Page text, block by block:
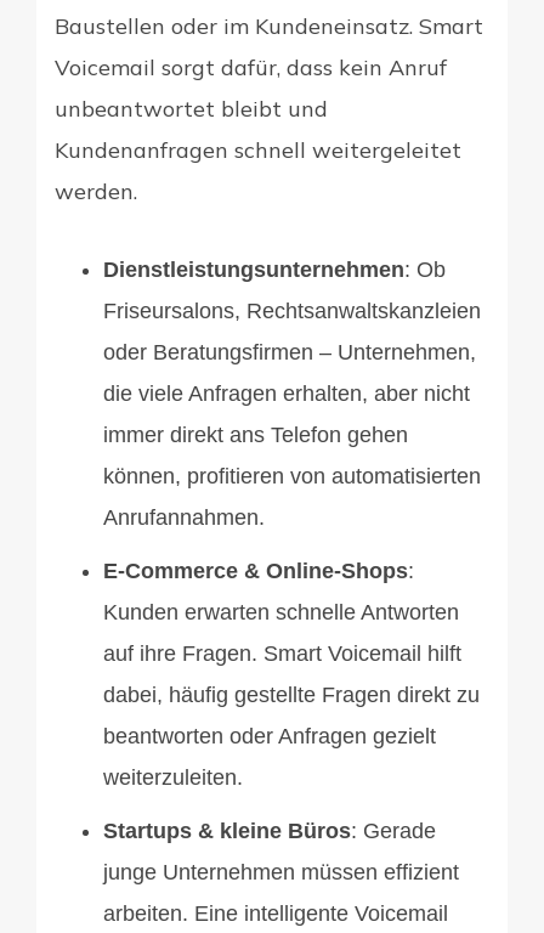
Baustellen oder im Kundeneinsatz. Smart
Voicemail sorgt dafür, dass kein Anruf
unbeantwortet bleibt und
Kundenanfragen schnell weitergeleitet
werden.
Dienstleistungsunternehmen: Ob
Friseursalons, Rechtsanwaltskanzleien
oder Beratungsfirmen – Unternehmen,
die viele Anfragen erhalten, aber nicht
immer direkt ans Telefon gehen
können, profitieren von automatisierten
Anrufannahmen.
E-Commerce & Online-Shops:
Kunden erwarten schnelle Antworten
auf ihre Fragen. Smart Voicemail hilft
dabei, häufig gestellte Fragen direkt zu
beantworten oder Anfragen gezielt
weiterzuleiten.
Startups & kleine Büros: Gerade
junge Unternehmen müssen effizient
arbeiten. Eine intelligente Voicemail